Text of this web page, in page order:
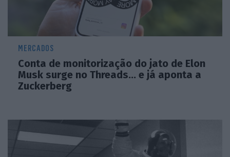
MERCADOS
Conta de monitorização do jato de Elon
Musk surge no Threads… e já aponta a
Zuckerberg